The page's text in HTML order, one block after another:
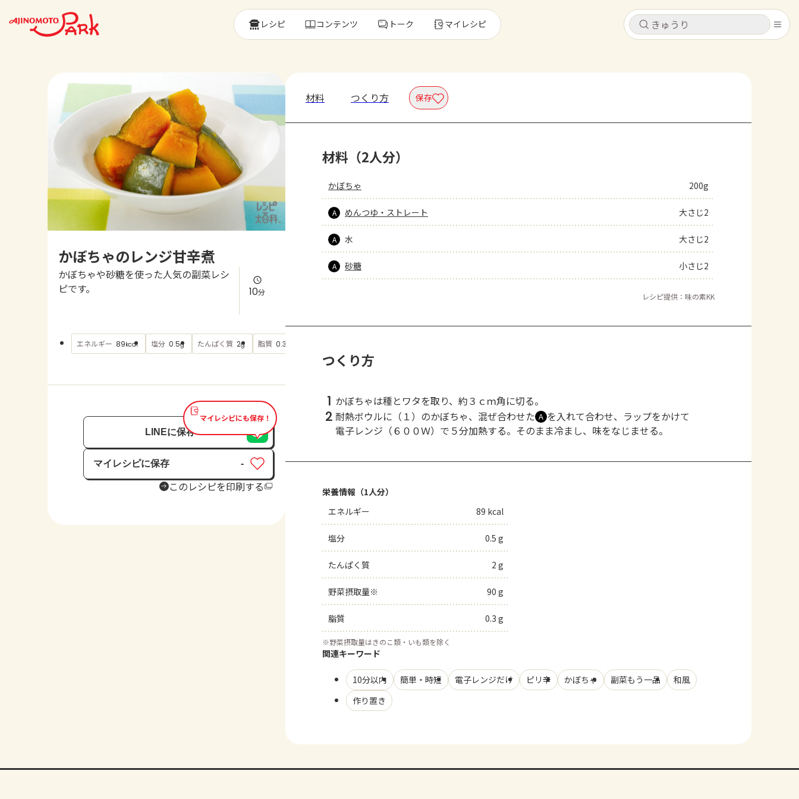
キャンセル
レシピ
トーク
キャンセル
レシピ コンテンツ トーク マイレシピ
かぼちゃのレンジ甘辛煮
かぼちゃや砂糖を使った人気の副菜レシ
ピです。
10分
エネルギー 89kcal 塩分 0.5g たんぱく質 2g 脂質 0.3
マイレシピにも保存！
LINEに保存
マイレシピに保存
保存済み
-
このレシピを印刷する
材料 つくり方 保存
材料（2人分）
かぼちゃ 200g
A めんつゆ・ストレート 大さじ2
A 水 大さじ2
A 砂糖 小さじ2
レシピ提供：味の素KK
つくり方
1 かぼちゃは種とワタを取り、約３ｃｍ角に切る。
2 耐熱ボウルに（１）のかぼちゃ、混ぜ合わせた Ａ を入れて合わせ、ラップをかけて
電子レンジ（６００Ｗ）で５分加熱する。そのまま冷まし、味をなじませる。
栄養情報（1人分）
エネルギー
89 kcal
塩分 0.5 g
たんぱく質 2 g
野菜摂取量※ 90 g
脂質 0.3 g
※野菜摂取量はきのこ類・いも類を除く
関連キーワード
10分以内 簡単・時短 電子レンジだけ ピリ辛 かぼちゃ 副菜もう一品
和風
作り置き